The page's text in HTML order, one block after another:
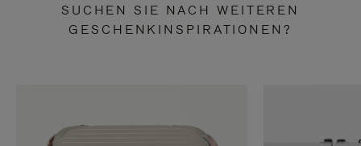
SUCHEN SIE NACH WEITEREN
GESCHENKINSPIRATIONEN?